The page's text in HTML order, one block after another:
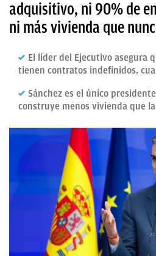
adquisitivo, ni 90% de
ni más vivienda que
El líder del Ejecutivo asegura
tienen contratos indefinidos,
Sánchez es el único
construye menos vivienda que